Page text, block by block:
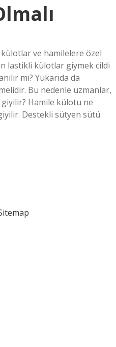
külotlar ve hamilelere özel
lastikli külotlar giymek cildi
mı? Yukarıda da
Bu nedenle uzmanlar,
Hamile külotu ne
Destekli sütyen sütü